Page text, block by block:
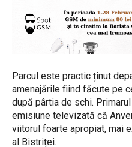
Parcul este practic ținut
amenajările fiind făcute pe
după pârtia de schi.
emisiune televizată că
viitorul foarte apropiat, mai
al Bistriței.